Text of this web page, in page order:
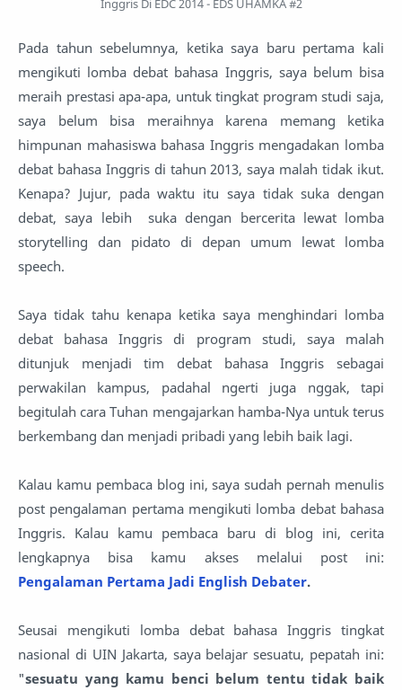
Inggris Di EDC 2014 - EDS UHAMKA #2
Pada tahun sebelumnya, ketika saya baru pertama kali
mengikuti lomba debat bahasa Inggris, saya belum bisa
meraih prestasi apa-apa, untuk tingkat program studi saja,
saya belum bisa meraihnya karena memang ketika
himpunan mahasiswa bahasa Inggris mengadakan lomba
debat bahasa Inggris di tahun 2013, saya malah tidak ikut.
Kenapa? Jujur, pada waktu itu saya tidak suka dengan
debat, saya lebih suka dengan bercerita lewat lomba
storytelling dan pidato di depan umum lewat lomba
speech.
Saya tidak tahu kenapa ketika saya menghindari lomba
debat bahasa Inggris di program studi, saya malah
ditunjuk menjadi tim debat bahasa Inggris sebagai
perwakilan kampus, padahal ngerti juga nggak, tapi
begitulah cara Tuhan mengajarkan hamba-Nya untuk terus
berkembang dan menjadi pribadi yang lebih baik lagi.
Kalau kamu pembaca blog ini, saya sudah pernah menulis
post pengalaman pertama mengikuti lomba debat bahasa
Inggris. Kalau kamu pembaca baru di blog ini, cerita
lengkapnya bisa kamu akses melalui post ini:
Pengalaman Pertama Jadi English Debater.
Seusai mengikuti lomba debat bahasa Inggris tingkat
nasional di UIN Jakarta, saya belajar sesuatu, pepatah ini:
"sesuatu yang kamu benci belum tentu tidak baik